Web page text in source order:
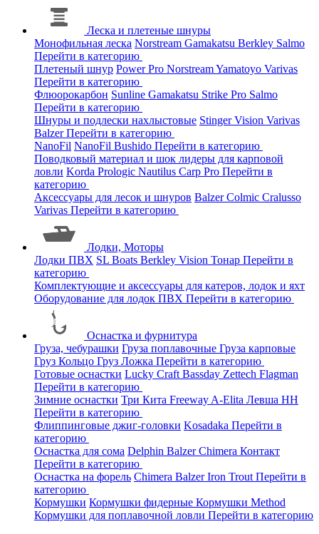
Леска и плетеные шнуры
Монофильная леска Norstream Gamakatsu Berkley Salmo
Перейти в категорию
Плетеный шнур Power Pro NorstreamYamatoyo Varivas
Перейти в категорию
Флюорокарбон Sunline Gamakatsu Strike Pro Salmo
Перейти в категорию
Шнуры и подлески нахлыстовые StingerVision Varivas
BalzerПерейти в категорию
NanoFil NanoFil Bushido Перейти в категорию
Поводковый материал и шок лидеры для карповой
ловли Korda Prologic Nautilus Carp Pro Перейти в
категорию
Аксессуары для лесок и шнуров BalzerColmic Cralusso
Varivas Перейти в категорию
Лодки, Моторы
Лодки ПВХ SL Boats Berkley Vision Тонар Перейти в
категорию
Комплектующие и аксессуары для катеров, лодок и яхт
Оборудование для лодок ПВХ Перейти в категорию
Оснастка и фурнитура
Груза, чебурашки Груза поплавочные Груза карповые
Груз Кольцо Груз Ложка Перейти в категорию
Готовые оснастки Lucky Craft Bassday Zettech Flagman
Перейти в категорию
Зимние оснастки Три Кита Freeway A-Elita Левша НН
Перейти в категорию
Флиппинговые джиг-головки Kosadaka Перейти в
категорию
Оснастка для сома Delphin BalzerChimera Контакт
Перейти в категорию
Оснастка на форель Chimera BalzerIron Trout Перейти в
категорию
Кормушки Кормушки фидерные Кормушки Method
Кормушки для поплавочной ловли Перейти в категорию